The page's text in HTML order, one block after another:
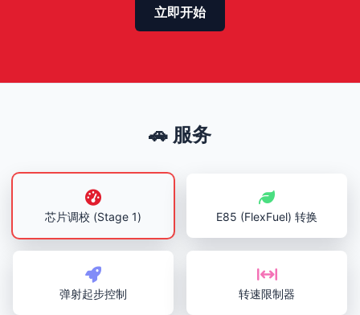
立即开始
🚗 服务
芯片调校 (Stage 1) E85 (FlexFuel) 转换
弹射起步控制 转速限制器